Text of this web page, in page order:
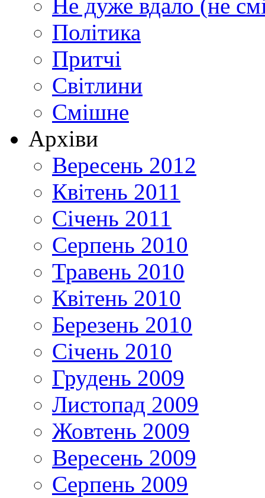
Не дуже вдало (не
Політика
Притчі
Світлини
Смішне
Архіви
Вересень 2012
Квітень 2011
Січень 2011
Серпень 2010
Травень 2010
Квітень 2010
Березень 2010
Січень 2010
Грудень 2009
Листопад 2009
Жовтень 2009
Вересень 2009
Серпень 2009